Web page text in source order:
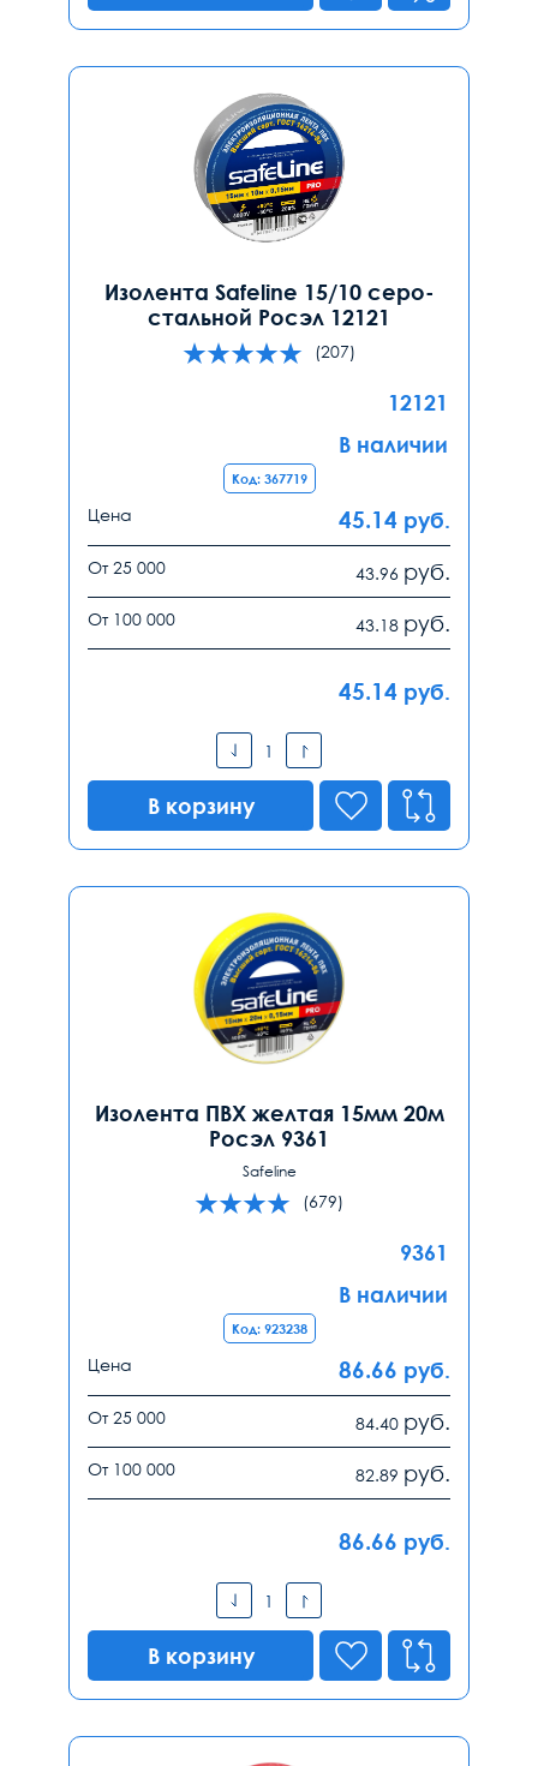
Изолента Safeline 15/10 серо-
стальной Росэл 12121
(207)
12121
В наличии
Код: 367719
Цена 45.14 руб.
От 25 000 43.96 руб.
От 100 000 43.18 руб.
45.14 руб.
В корзину
Изолента ПВХ желтая 15мм 20м
Росэл 9361
Safeline
(679)
9361
В наличии
Код: 923238
Цена 86.66 руб.
От 25 000 84.40 руб.
От 100 000 82.89 руб.
86.66 руб.
В корзину